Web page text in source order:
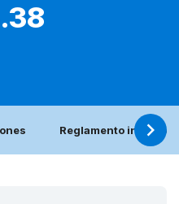
Reglamento interno